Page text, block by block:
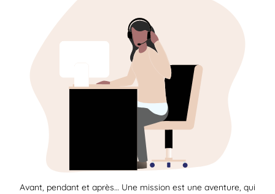
Avant, pendant et après… Une mission est une aventure, qui